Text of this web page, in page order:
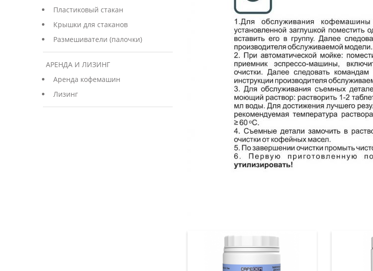
Пластиковый стакан
Крышки для стаканов
Размешиватели (палочки)
АРЕНДА И ЛИЗИНГ
Аренда кофемашин
Лизинг